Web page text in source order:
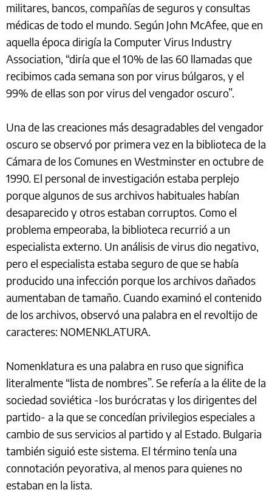
militares, bancos, compañías de seguros y consultas
médicas de todo el mundo. Según John McAfee, que en
aquella época dirigía la Computer Virus Industry
Association, “diría que el 10% de las 60 llamadas que
recibimos cada semana son por virus búlgaros, y el
99% de ellas son por virus del vengador oscuro”.
Una de las creaciones más desagradables del vengador
oscuro se observó por primera vez en la biblioteca de la
Cámara de los Comunes en Westminster en octubre de
1990. El personal de investigación estaba perplejo
porque algunos de sus archivos habituales habían
desaparecido y otros estaban corruptos. Como el
problema empeoraba, la biblioteca recurrió a un
especialista externo. Un análisis de virus dio negativo,
pero el especialista estaba seguro de que se había
producido una infección porque los archivos dañados
aumentaban de tamaño. Cuando examinó el contenido
de los archivos, observó una palabra en el revoltijo de
caracteres: NOMENKLATURA.
Nomenklatura es una palabra en ruso que significa
literalmente “lista de nombres”. Se refería a la élite de la
sociedad soviética -los burócratas y los dirigentes del
partido- a la que se concedían privilegios especiales a
cambio de sus servicios al partido y al Estado. Bulgaria
también siguió este sistema. El término tenía una
connotación peyorativa, al menos para quienes no
estaban en la lista.